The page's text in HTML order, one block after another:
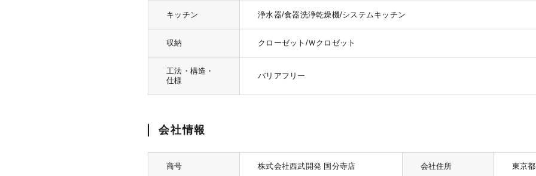
キッチン 浄水器/食器洗浄乾燥機/システムキッチン
収納 クローゼット/Ｗクロゼット
工法・構造・
仕様
バリアフリー
会社情報
商号 株式会社西武開発 国分寺店 会社住所 東京